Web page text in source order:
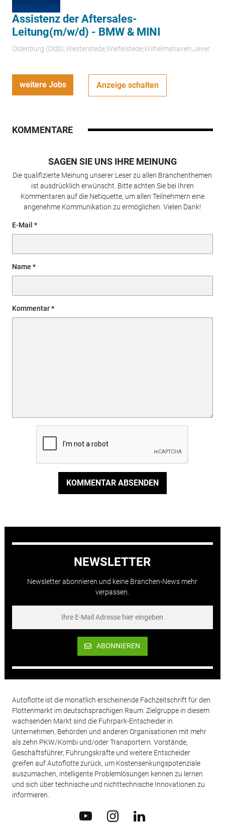
Assistenz der Aftersales-
Leitung(m/w/d) - BMW & MINI
Oldenburg (Oldb);Westerstede;Wiefelstede;Wilhelmshaven;Jever
weitere Jobs Anzeige schalten
KOMMENTARE
SAGEN SIE UNS IHRE MEINUNG
Die qualifizierte Meinung unserer Leser zu allen Branchenthemen
ist ausdrücklich erwünscht. Bitte achten Sie bei Ihren
Kommentaren auf die Netiquette, um allen Teilnehmern eine
angenehme Kommunikation zu ermöglichen. Vielen Dank!
E-Mail
Name
Kommentar
KOMMENTAR ABSENDEN
NEWSLETTER
Newsletter abonnieren und keine Branchen-News mehr
verpassen.
ABONNIEREN
Autoflotte ist die monatlich erscheinende Fachzeitschrift für den
Flottenmarkt im deutschsprachigen Raum. Zielgruppe in diesem
wachsenden Markt sind die Fuhrpark-Entscheider in
Unternehmen, Behörden und anderen Organisationen mit mehr
als zehn PKW/Kombi und/oder Transportern. Vorstände,
Geschäftsführer, Führungskräfte und weitere Entscheider
greifen auf Autoflotte zurück, um Kostensenkungspotenziale
auszumachen, intelligente Problemlösungen kennen zu lernen
und sich über technische und nichttechnische Innovationen zu
informieren.